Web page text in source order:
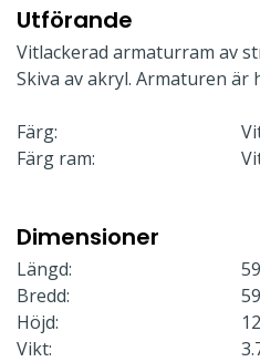
Utförande
Vitlackerad armaturram av
Skiva av akryl. Armaturen är
Färg:
Färg ram:
Dimensioner
Längd:
Bredd:
Höjd:
Vikt: